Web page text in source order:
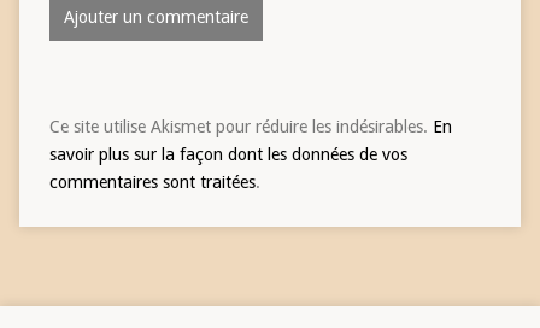
Ce site utilise Akismet pour réduire les indésirables. En
savoir plus sur la façon dont les données de vos
commentaires sont traitées.